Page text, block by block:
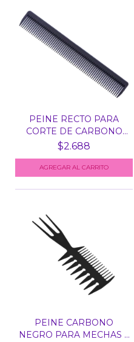
PEINE RECTO PARA
CORTE DE CARBONO
NEGRO...
$2.688
PEINE CARBONO
NEGRO PARA MECHAS Y